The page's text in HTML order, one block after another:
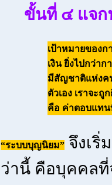
ขั้นที่ ๔ แจก
เป้าหมายของ
เงิน ยิ่งไปกว่า
มีสัญชาติแห่งคน
ตัวเอง เราจะ
คือ ค่าตอบแท
“ระบบบุญนิยม” จึงเริ่
ว่านี้ คือบุคคลที่